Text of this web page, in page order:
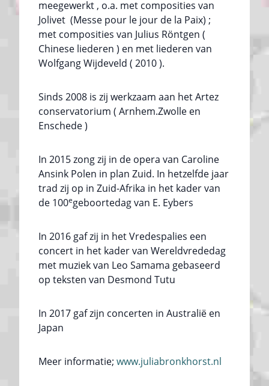
meegewerkt , o.a. met composities van
Jolivet (Messe pour le jour de la Paix) ;
met composities van Julius Röntgen (
Chinese liederen ) en met liederen van
Wolfgang Wijdeveld ( 2010 ).
Sinds 2008 is zij werkzaam aan het Artez
conservatorium ( Arnhem.Zwolle en
Enschede )
In 2015 zong zij in de opera van Caroline
Ansink Polen in plan Zuid. In hetzelfde jaar
trad zij op in Zuid-Afrika in het kader van
de 100egeboortedag van E. Eybers
In 2016 gaf zij in het Vredespalies een
concert in het kader van Wereldvrededag
met muziek van Leo Samama gebaseerd
op teksten van Desmond Tutu
In 2017 gaf zijn concerten in Australië en
Japan
Meer informatie; www.juliabronkhorst.nl